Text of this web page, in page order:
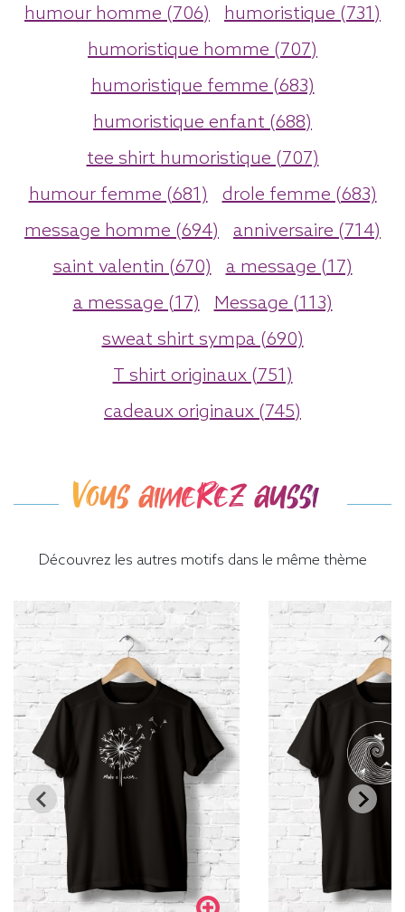
humour homme (706)
humoristique (731)
humoristique homme (707)
humoristique femme (683)
humoristique enfant (688)
tee shirt humoristique (707)
humour femme (681)
drole femme (683)
message homme (694)
anniversaire (714)
saint valentin (670)
a message (17)
a message (17)
Message (113)
sweat shirt sympa (690)
T shirt originaux (751)
cadeaux originaux (745)
Vous aimerez aussi
Découvrez les autres motifs dans le même thème